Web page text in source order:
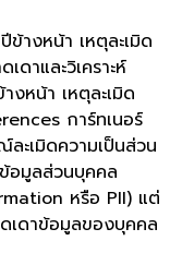
างหน้า เหตุละเมิด
ดาและวิเคราะห์
งหน้า เหตุละเมิด
การ์ทเนอร์
ะเมิดความเป็นส่วน
อมูลส่วนบุคคล
หรือ PII) แต่
เดาข้อมูลของบุคคล